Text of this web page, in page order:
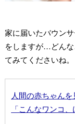
家に届いたバウン
をしますが…どん
てみてくださいね。
人間の赤ちゃん
「こんなワンコ